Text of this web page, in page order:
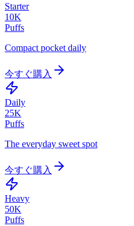
Starter
10K
Puffs
Compact pocket daily
今すぐ購入
Daily
25K
Puffs
The everyday sweet spot
今すぐ購入
Heavy
50K
Puffs